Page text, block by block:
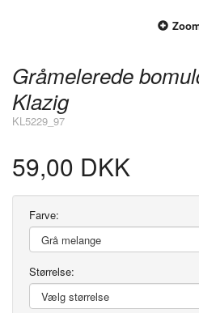
Gråmelerede
Klazig
KL5229_97
59,00 DKK
Farve:
Størrelse: